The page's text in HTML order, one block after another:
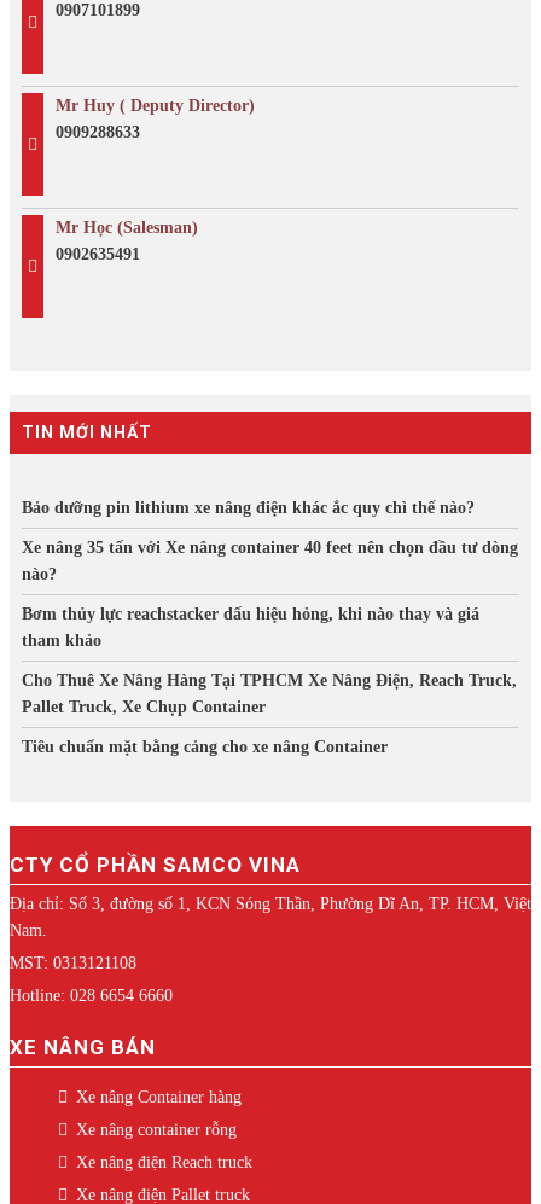
0907101899
Mr Huy ( Deputy Director)
0909288633
Mr Học (Salesman)
0902635491
TIN MỚI NHẤT
Bảo dưỡng pin lithium xe nâng điện khác ắc quy chì thế nào?
Xe nâng 35 tấn với Xe nâng container 40 feet nên chọn đầu tư dòng
nào?
Bơm thủy lực reachstacker dấu hiệu hỏng, khi nào thay và giá
tham khảo
Cho Thuê Xe Nâng Hàng Tại TPHCM Xe Nâng Điện, Reach Truck,
Pallet Truck, Xe Chụp Container
Tiêu chuẩn mặt bằng cảng cho xe nâng Container
CTY CỔ PHẦN SAMCO VINA
Địa chỉ: Số 3, đường số 1, KCN Sóng Thần, Phường Dĩ An, TP. HCM, Việt
Nam.
MST: 0313121108
Hotline: 028 6654 6660
XE NÂNG BÁN
Xe nâng Container hàng
Xe nâng container rỗng
Xe nâng điện Reach truck
Xe nâng điện Pallet truck